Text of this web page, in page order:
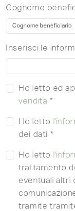
Cognome
Inserisci le
Ho letto ed
vendita *
Ho letto
dei dati *
Ho letto
trattamento
eventuali altri
tramite